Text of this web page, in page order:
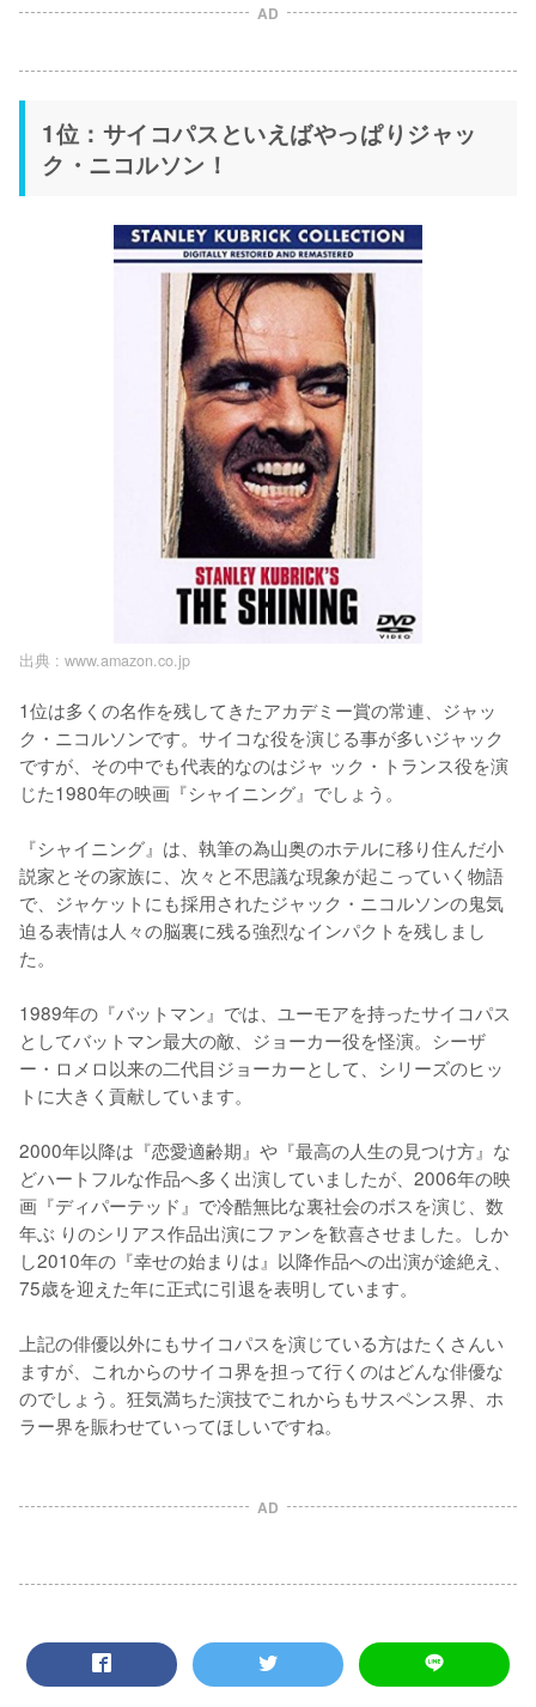
AD
1位：サイコパスといえばやっぱりジャッ
ク・ニコルソン！
出典 : www.amazon.co.jp
1位は多くの名作を残してきたアカデミー賞の常連、ジャッ
ク・ニコルソンです。サイコな役を演じる事が多いジャック
ですが、その中でも代表的なのはジャ ック・トランス役を演
じた1980年の映画『シャイニング』でしょう。
『シャイニング』は、執筆の為山奥のホテルに移り住んだ小
説家とその家族に、次々と不思議な現象が起こっていく物語
で、ジャケットにも採用されたジャック・ニコルソンの鬼気
迫る表情は人々の脳裏に残る強烈なインパクトを残しまし
た。
1989年の『バットマン』では、ユーモアを持ったサイコパス
としてバットマン最大の敵、ジョーカー役を怪演。シーザ
ー・ロメロ以来の二代目ジョーカーとして、シリーズのヒッ
トに大きく貢献しています。
2000年以降は『恋愛適齢期』や『最高の人生の見つけ方』な
どハートフルな作品へ多く出演していましたが、2006年の映
画『ディパーテッド』で冷酷無比な裏社会のボスを演じ、数
年ぶ りのシリアス作品出演にファンを歓喜させました。しか
し2010年の『幸せの始まりは』以降作品への出演が途絶え、
75歳を迎えた年に正式に引退を表明しています。
上記の俳優以外にもサイコパスを演じている方はたくさんい
ますが、これからのサイコ界を担って行くのはどんな俳優な
のでしょう。狂気満ちた演技でこれからもサスペンス界、ホ
AD